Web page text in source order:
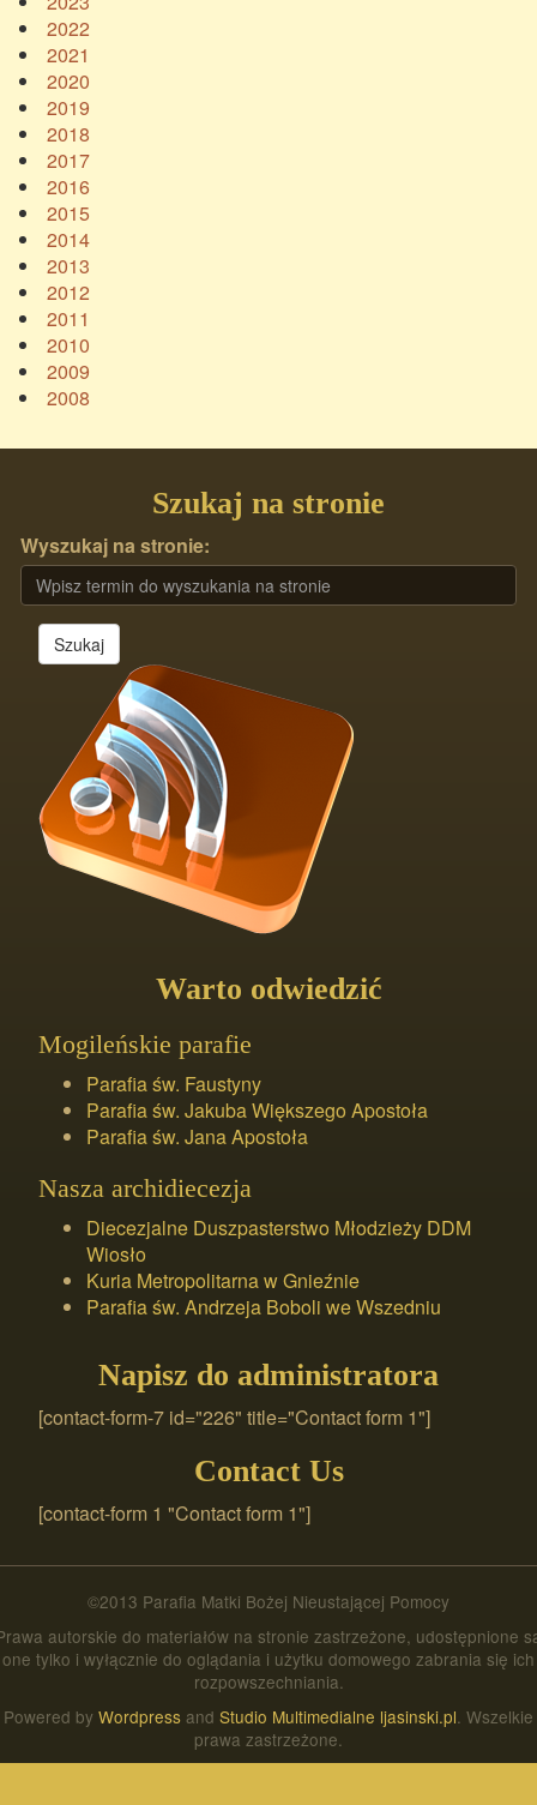
2022
2021
2020
2019
2018
2017
2016
2015
2014
2013
2012
2011
2010
2009
2008
Szukaj na stronie
Wyszukaj na stronie:
Szukaj
Warto odwiedzić
Mogileńskie parafie
Parafia św. Faustyny
Parafia św. Jakuba Większego Apostoła
Parafia św. Jana Apostoła
Nasza archidiecezja
Diecezjalne Duszpasterstwo Młodzieży DDM
Wiosło
Kuria Metropolitarna w Gnieźnie
Parafia św. Andrzeja Boboli we Wszedniu
Napisz do administratora
[contact-form-7 id="226" title="Contact form 1"]
Contact Us
[contact-form 1 "Contact form 1"]
©2013 Parafia Matki Bożej Nieustającej Pomocy
autorskie do materiałów na stronie zastrzeżone, udostępnione
one tylko i wyłącznie do oglądania i użytku domowego zabrania się ich
rozpowszechniania.
Powered by Wordpress and Studio Multimedialne ljasinski.pl. Wszelkie
prawa zastrzeżone.